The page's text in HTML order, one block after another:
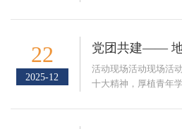
51名新发展党员参加
公室主任陈玉国主持
拉开帷幕，全体人员
22
2025-12
活动现场活动现场活
十大精神，厚植青年